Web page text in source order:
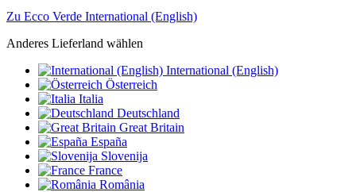
Zu Ecco Verde International (English)
Anderes Lieferland wählen
International (English)
Österreich
Italia
Deutschland
Great Britain
España
Slovenija
France
România